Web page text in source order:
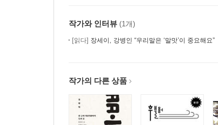
불현 듯 - 번쩍 하고 빛나는 순간
사뭇 - 아주 달라 너무 좋아
고난에 맞서는 쓰디쓴 부사
차마 - 마음과 달리 발길이
굳이 - 꼭 그래야만 했니
작가와 인터뷰 (1개)
[읽다] 장세이, 강병인 “우리말은 ‘말맛’이 중요해요”
작가의 다른 상품